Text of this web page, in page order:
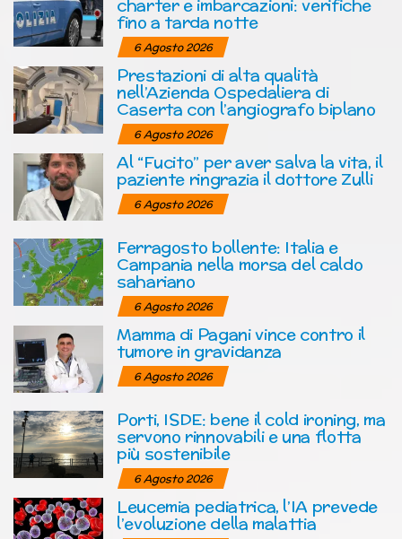
charter e imbarcazioni: verifiche
fino a tarda notte
6 Agosto 2026
Prestazioni di alta qualità
nell’Azienda Ospedaliera di
Caserta con l’angiografo biplano
6 Agosto 2026
Al “Fucito” per aver salva la vita, il
paziente ringrazia il dottore Zulli
6 Agosto 2026
Ferragosto bollente: Italia e
Campania nella morsa del caldo
sahariano
6 Agosto 2026
Mamma di Pagani vince contro il
tumore in gravidanza
6 Agosto 2026
Porti, ISDE: bene il cold ironing, ma
servono rinnovabili e una flotta
più sostenibile
6 Agosto 2026
Leucemia pediatrica, l’IA prevede
l’evoluzione della malattia